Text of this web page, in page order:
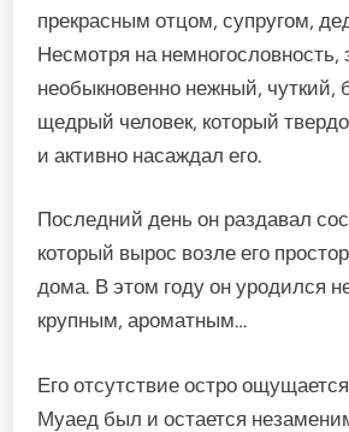
прекрасным отцом, супругом,
Несмотря на немногословность,
необыкновенно нежный, чуткий,
щедрый человек, который
и активно насаждал его.
Последний день он раздавал
который вырос возле его
дома. В этом году он уродился
крупным, ароматным…
Его отсутствие остро
Муаед был и остается